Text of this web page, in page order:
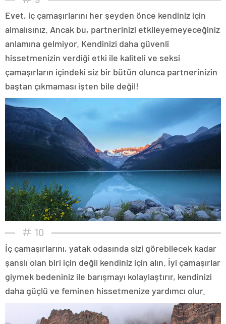
Evet, iç çamaşırlarını her şeyden önce kendiniz için
almalısınız. Ancak bu, partnerinizi etkileyemeyeceğiniz
anlamına gelmiyor. Kendinizi daha güvenli
hissetmenizin verdiği etki ile kaliteli ve seksi
çamaşırların içindeki siz bir bütün olunca partnerinizin
baştan çıkmaması işten bile değil!
10
İç çamaşırlarını, yatak odasında sizi görebilecek kadar
şanslı olan biri için değil kendiniz için alın. İyi çamaşırlar
giymek bedeniniz ile barışmayı kolaylaştırır, kendinizi
daha güçlü ve feminen hissetmenize yardımcı olur.